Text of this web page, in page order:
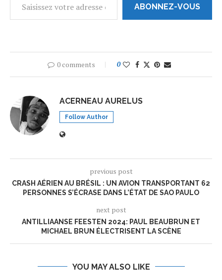
ABONNEZ-VOUS
0 comments 0
ACERNEAU AURELUS
Follow Author
previous post
CRASH AÉRIEN AU BRÉSIL : UN AVION TRANSPORTANT 62
PERSONNES S’ÉCRASE DANS L’ÉTAT DE SAO PAULO
next post
ANTILLIAANSE FEESTEN 2024: PAUL BEAUBRUN ET
MICHAEL BRUN ÉLECTRISENT LA SCÈNE
YOU MAY ALSO LIKE